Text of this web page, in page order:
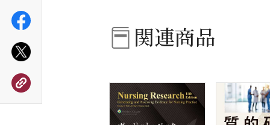
関連商品